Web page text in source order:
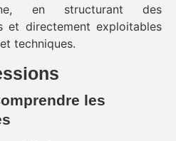
en structurant des
et directement exploitables
techniques.
les